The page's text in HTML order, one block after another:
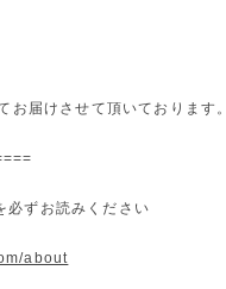
お届けさせて頂いております。
必ずお読みください
about